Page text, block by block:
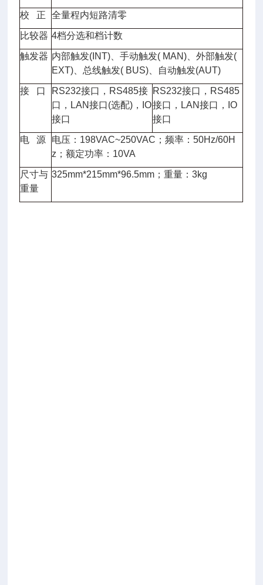
校 正 全量程内短路清零
比较器 4档分选和档计数
触发器 内部触发(INT)、手动触发( MAN)、外部触发(
EXT)、总线触发( BUS)、自动触发(AUT)
接 口
RS232接口，RS485接
口，LAN接口(选配)，IO
接口
RS232接口，RS485
接口，LAN接口，IO
接口
电 源
电压：198VAC~250VAC；频率：50Hz/60H
z；额定功率：10VA
尺寸与
重量
325mm*215mm*96.5mm；重量：3kg